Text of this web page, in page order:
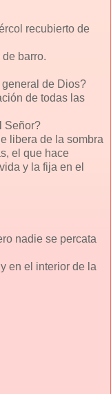
recubierto de
barro.
de Dios?
de todas las
Señor?
libera de la sombra
el que hace
y la fija en el
nadie se percata
en el interior de la